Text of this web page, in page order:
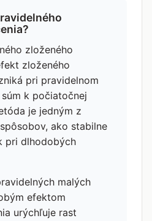
zloženého
zloženého
pri pravidelnom
k počiatočnej
je jedným z
ako stabilne
pri dlhodobých
malých
efektom
urýchľuje rast